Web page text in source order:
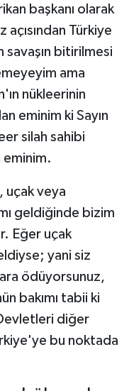
başkanı olarak
Türkiye
savaşın bitirilmesi
ama
nükleerinin
eminim ki Sayın
silah sahibi
eminim.
uçak veya
geldiğinde bizim
Eğer uçak
yani siz
ödüyorsunuz,
bakımı tabii ki
diğer
bu noktada